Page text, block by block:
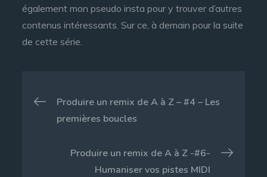
également mon pseudo insta pour y trouver d’autres
contenus intéressants. Sur ce, à demain pour la suite
de cette série.
Navigation
de
l’article
Produire un remix de A à Z – #4 – Les
premières boucles
Produire un remix de A à Z -#6-
Humaniser vos pistes MIDI